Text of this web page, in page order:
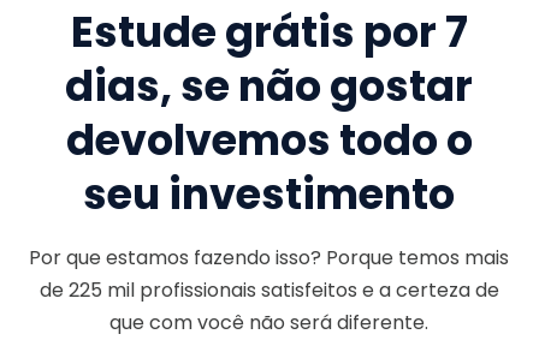
Estude grátis por 7
dias, se não gostar
devolvemos todo o
seu investimento
Por que estamos fazendo isso? Porque temos mais
de225 milprofissionais satisfeitos e a certeza de
que com você não será diferente.